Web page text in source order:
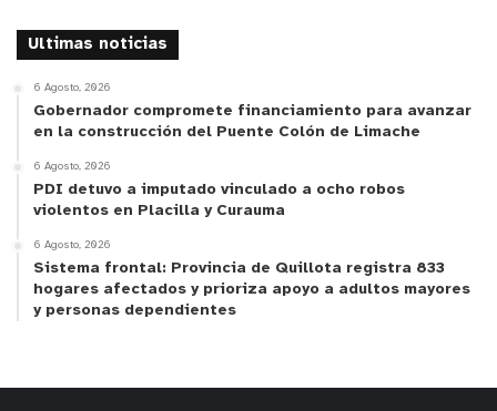
con ser un agente activo en la promoción de una
cultura de consumo responsable, poniendo
especial énfasis en la prevención y el cuidado de
los menores de edad.
“Educar y promover una cultura de consumo
responsable de alcohol es una tarea en la que
Ultimas noticias
6 Agosto, 2026
Gobernador compromete financiamiento para avanzar
en la construcción del Puente Colón de Limache
6 Agosto, 2026
PDI detuvo a imputado vinculado a ocho robos
violentos en Placilla y Curauma
6 Agosto, 2026
Sistema frontal: Provincia de Quillota registra 833
hogares afectados y prioriza apoyo a adultos mayores
y personas dependientes